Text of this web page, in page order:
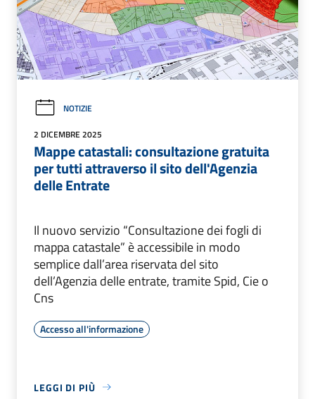
NOTIZIE
2 DICEMBRE 2025
Mappe catastali: consultazione gratuita
per tutti attraverso il sito dell'Agenzia
delle Entrate
Il nuovo servizio “Consultazione dei fogli di
mappa catastale” è accessibile in modo
semplice dall’area riservata del sito
dell’Agenzia delle entrate, tramite Spid, Cie o
Cns
Accesso all'informazione
LEGGI DI PIÙ